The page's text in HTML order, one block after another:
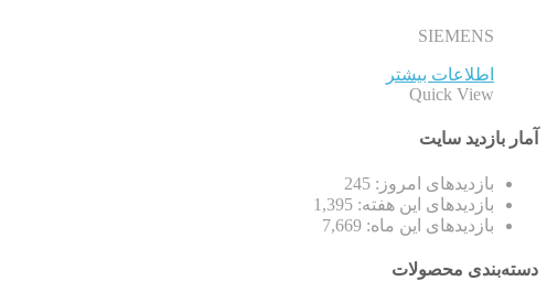
SIEMENS
اطلاعات بیشتر
Quick View
آمار بازدید سایت
بازدیدهای امروز: 245
بازدیدهای این هفته: 1,395
بازدیدهای این ماه: 7,669
دسته‌بندی محصولات